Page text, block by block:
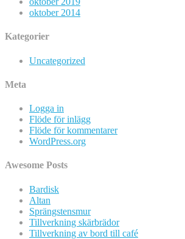
oktober 2014
Kategorier
Uncategorized
Meta
Logga in
Flöde för inlägg
Flöde för kommentarer
WordPress.org
Awesome Posts
Bardisk
Altan
Sprängstensmur
Tillverkning skärbrädor
Tillverkning av bord till café